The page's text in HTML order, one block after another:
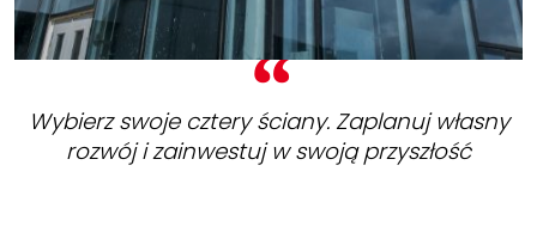
Wybierz swoje cztery ściany. Zaplanuj własny
rozwój i zainwestuj w swoją przyszłość